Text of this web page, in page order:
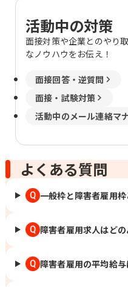
活動中の対策
面接対策や企業とのやり
なノウハウをお伝え！
面接回答・逆質問
面接・試験対策
活動中のメール連絡マ
よくある質問
Q 一般枠と障害者雇用
Q 障害者雇用求人はど
Q 障害者雇用の平均給